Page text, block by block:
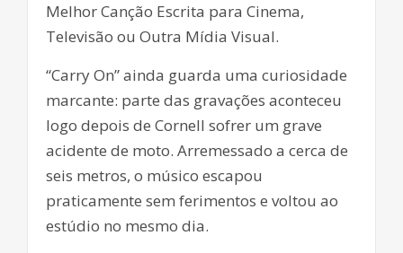
Melhor Canção Escrita para Cinema,
Televisão ou Outra Mídia Visual.
“Carry On” ainda guarda uma curiosidade
marcante: parte das gravações aconteceu
logo depois de Cornell sofrer um grave
acidente de moto. Arremessado a cerca de
seis metros, o músico escapou
praticamente sem ferimentos e voltou ao
estúdio no mesmo dia.